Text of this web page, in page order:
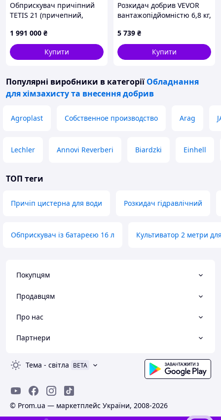
Обприскувач причіпний
TETIS 21 (причепний,
ready Seletron , штанга 21
м, бак 3200 л)
1 991 000 ₴
Купити
Розкидач добрив VEVOR
вантажопідйомністю 6,8 кг,
роторний розкидач із
шинами 25,4 см,
регульована швидкість
5 739 ₴
Купити
Популярні виробники в категорії Обладнання
для хімзахисту та внесення добрив
Agroplast Собственное производство Arag
Lechler Annovi Reverberi Biardzki Einhell
ТОП теги
Причіп цистерна для води Розкидач гідравлічний
Обприскувач із батареєю 16 л Культиватор 2 метри
Покупцям
Продавцям
Про нас
Партнери
Тема - світла BETA
© Prom.ua — маркетплейс України, 2008-2026